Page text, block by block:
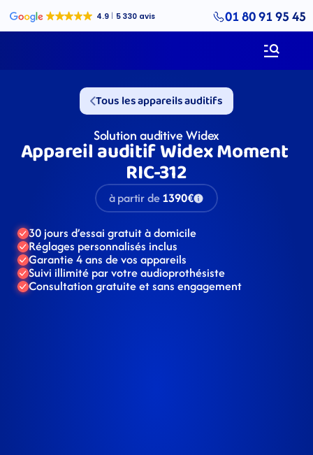
01 80 91 95 45
Tous les appareils auditifs
Solution auditive Widex
Appareil auditif Widex Moment
RIC-312
à partir de1390€
30 jours d’essai gratuit à domicile
Réglages personnalisés inclus
Garantie 4 ans de vos appareils
Suivi illimité par votre audioprothésiste
Consultation gratuite et sans engagement